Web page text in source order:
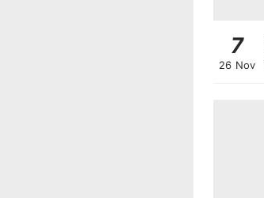
7
26 Nov